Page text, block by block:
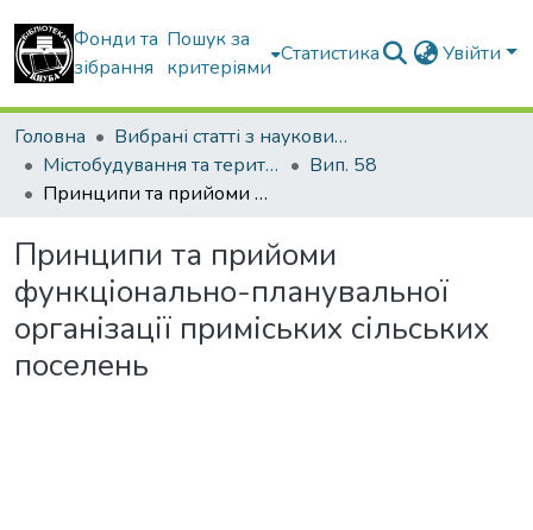
Фонди та
зібрання
Пошук за
критеріями
Статистика Увійти
Головна
Вибрані статті з наукових збірників КНУБА
Містобудування та територіальне планування
Вип. 58
Принципи та прийоми функціонально-планувальної організації приміських сільських поселень
Принципи та прийоми
функціонально-планувальної
організації приміських сільських
поселень